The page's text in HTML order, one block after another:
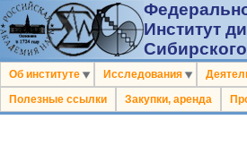
Институт
Об институте Исследования
Полезные ссылки
Закупки, аренда